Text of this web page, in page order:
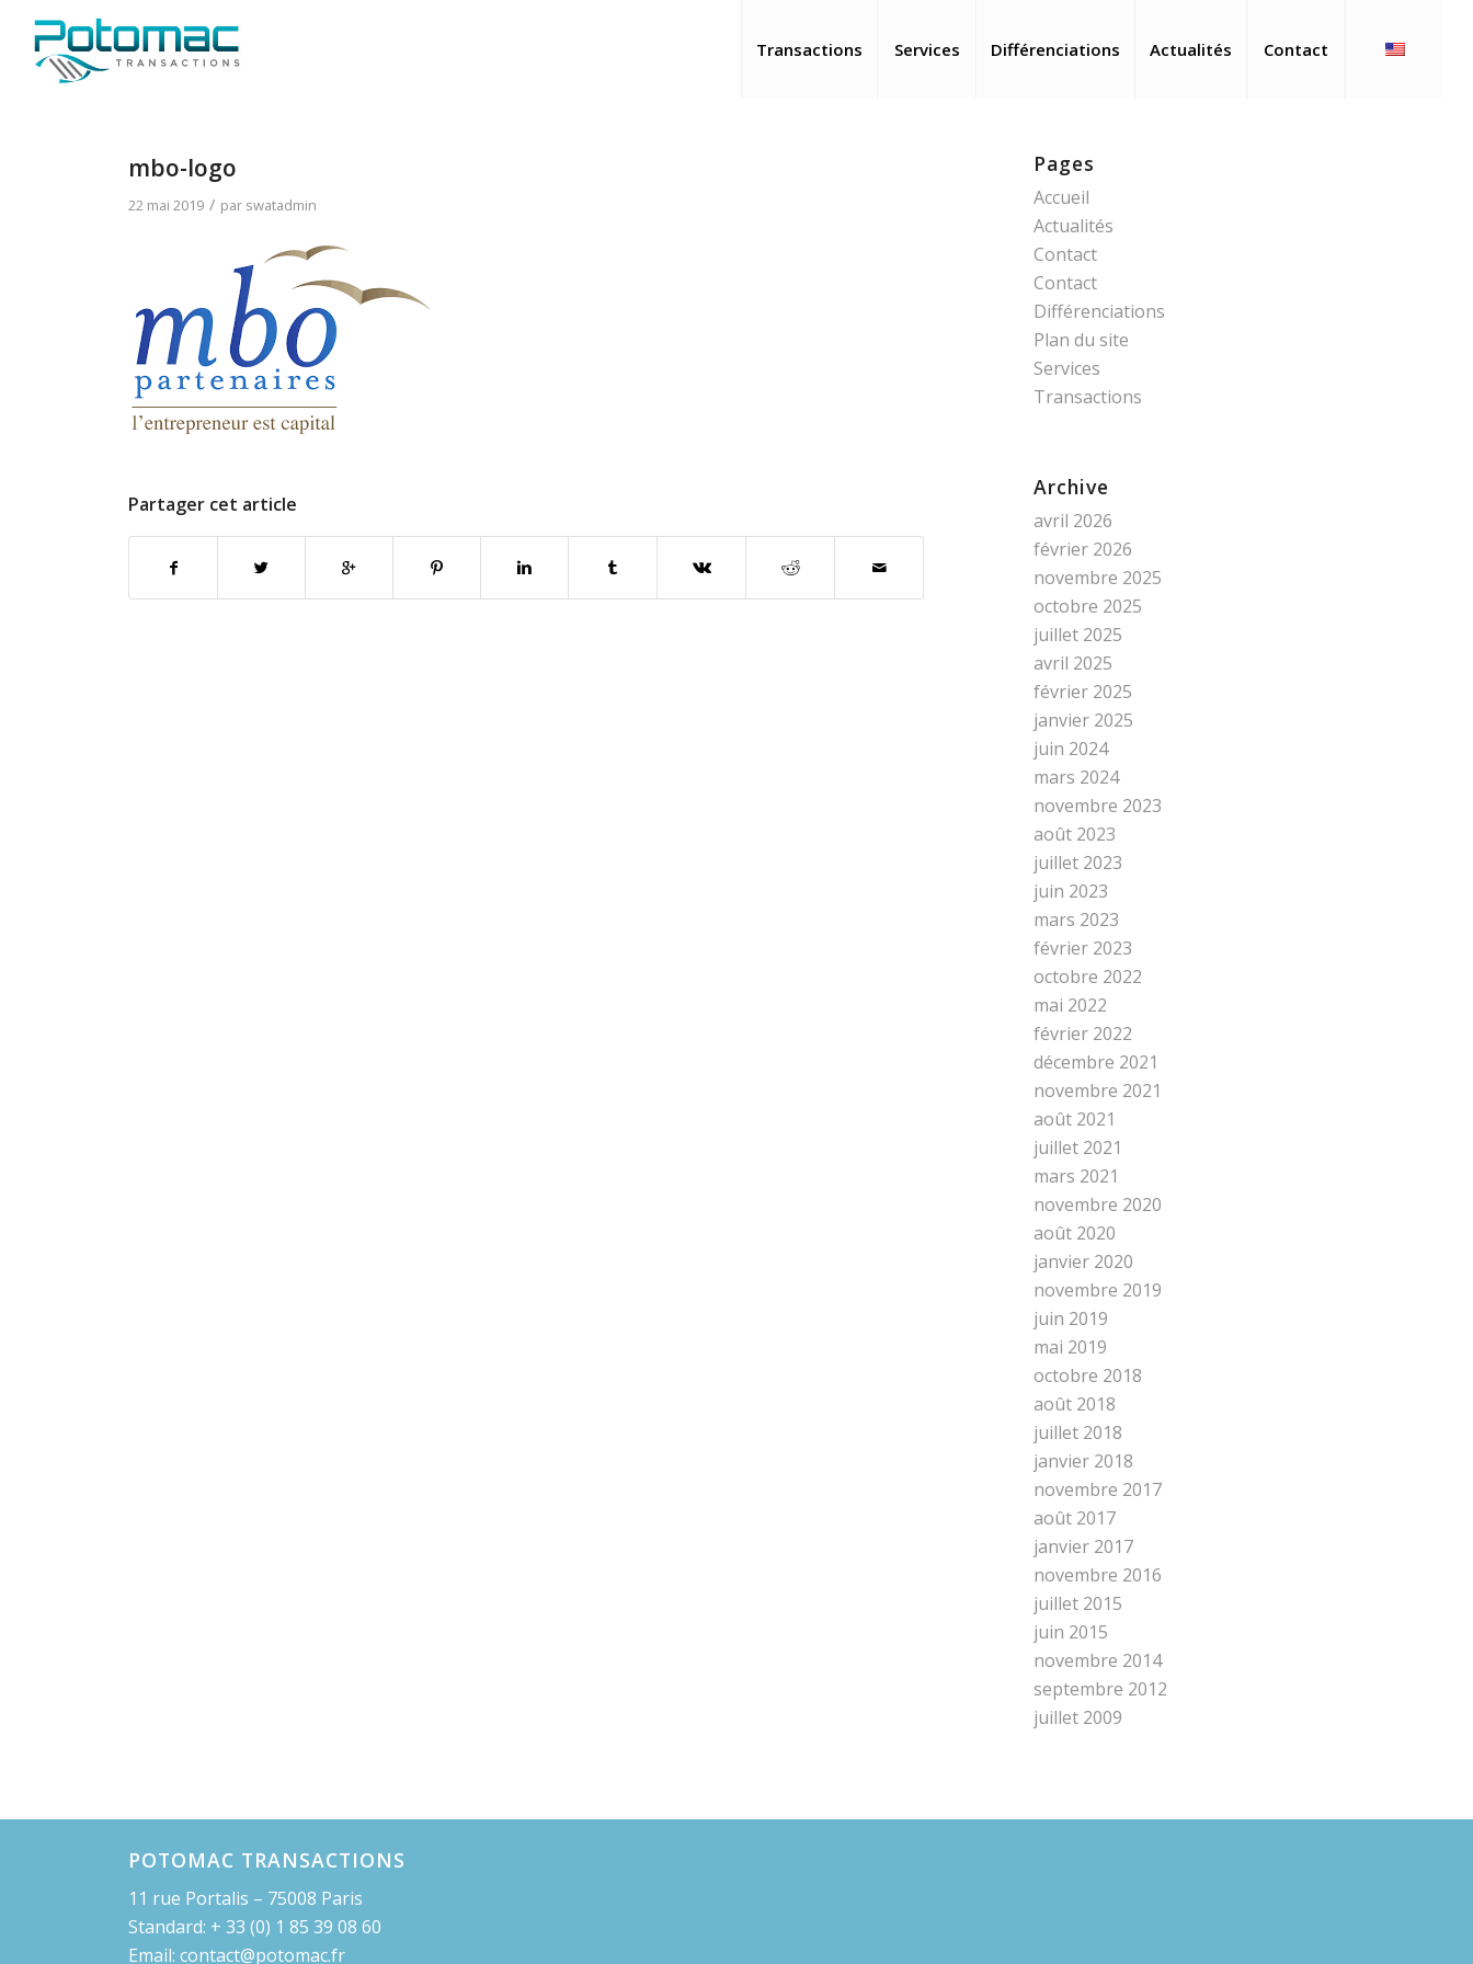
Transactions Services Différenciations Actualités Contact
mbo-logo
22 mai 2019 / par swatadmin
Partager cet article
Pages
Accueil
Actualités
Contact
Contact
Différenciations
Plan du site
Services
Transactions
Archive
avril 2026
février 2026
novembre 2025
octobre 2025
juillet 2025
avril 2025
février 2025
janvier 2025
juin 2024
mars 2024
novembre 2023
août 2023
juillet 2023
juin 2023
mars 2023
février 2023
octobre 2022
mai 2022
février 2022
décembre 2021
novembre 2021
août 2021
juillet 2021
mars 2021
novembre 2020
août 2020
janvier 2020
novembre 2019
juin 2019
mai 2019
octobre 2018
août 2018
juillet 2018
janvier 2018
novembre 2017
août 2017
janvier 2017
novembre 2016
juillet 2015
juin 2015
novembre 2014
septembre 2012
juillet 2009
POTOMAC TRANSACTIONS
11 rue Portalis – 75008 Paris
Standard: + 33 (0) 1 85 39 08 60
Email: contact@potomac.fr